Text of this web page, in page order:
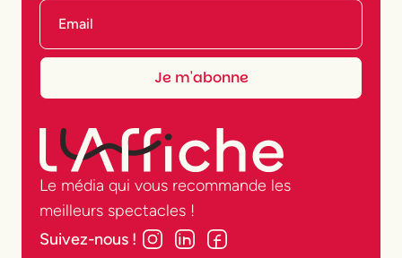
Le média qui vous recommande les
meilleurs spectacles !
Suivez-nous !